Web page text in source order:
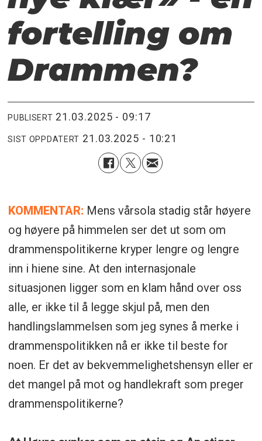
fortelling om
Drammen?
PUBLISERT 21.03.2025 - 09:17
SIST OPPDATERT 21.03.2025 - 10:21
KOMMENTAR: Mens vårsola stadig står høyere
og høyere på himmelen ser det ut som om
drammenspolitikerne kryper lengre og lengre
inn i hiene sine. At den internasjonale
situasjonen ligger som en klam hånd over oss
alle, er ikke til å legge skjul på, men den
handlingslammelsen som jeg synes å merke i
drammenspolitikken nå er ikke til beste for
noen. Er det av bekvemmelighetshensyn eller er
det mangel på mot og handlekraft som preger
drammenspolitikerne?